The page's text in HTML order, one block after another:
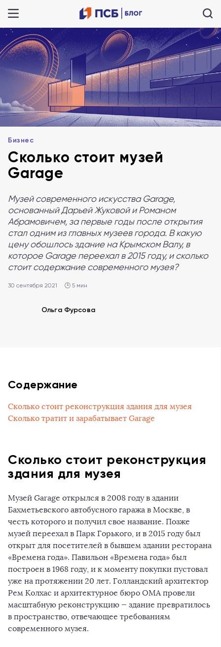
Бизнес
Сколько стоит музей
Garage
Музей современного искусства Garage,
основанный Дарьей Жуковой и Романом
Абрамовичем, за первые годы после открытия
стал одним из главных музеев города. В какую
цену обошлось здание на Крымском Валу, в
которое Garage переехал в 2015 году, и сколько
стоит содержание современного музея?
30 сентября 2021 🕒 5 мин
Ольга Фурсова
Содержание
Сколько стоит реконструкция здания для музея
Сколько тратит и зарабатывает Garage
Сколько стоит реконструкция
здания для музея
Музей Garage открылся в 2008 году в здании
Бахметьевского автобусного гаража в Москве, в
честь которого и получил свое название. Позже
музей переехал в Парк Горького, и в 2015 году был
открыт для посетителей в бывшем здании ресторана
«Времена года». Павильон «Времена года» был
построен в 1968 году, и к моменту покупки пустовал
уже на протяжении 20 лет. Голландский архитектор
Рем Колхас и архитектурное бюро ОМА провели
масштабную реконструкцию — здание превратилось
в пространство, отвечающее требованиям
современного музея.